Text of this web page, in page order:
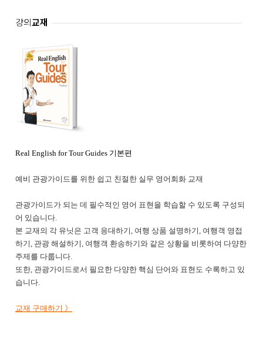
Real English for Tour Guides 기본편
예비 관광가이드를 위한 쉽고 친절한 실무 영어회화 교재
관광가이드가 되는 데 필수적인 영어 표현을 학습할 수 있도록 구성되
어 있습니다.
본 교재의 각 유닛은 고객 응대하기, 여행 상품 설명하기, 여행객 영접
하기, 관광 해설하기, 여행객 환송하기와 같은 상황을 비롯하여 다양한
주제를 다룹니다.
또한, 관광가이드로서 필요한 다양한 핵심 단어와 표현도 수록하고 있
습니다.
교재 구매하기 》